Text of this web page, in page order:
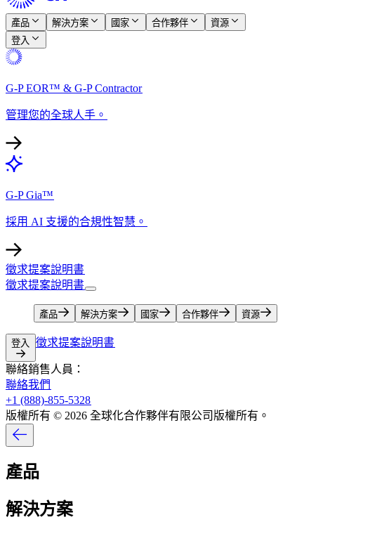
產品​​ 解決方案​​ 國家​​ 合作夥伴​​
資源​​
登入​​
G-P EOR™ & G-P Contractor​​
管理您的全球人手。​​
G-P Gia™​​
採用 AI 支援的合規性智慧。​​
徵求提案說明書​​
徵求提案說明書​​
產品​​ 解決方案​​ 國家​​ 合作夥伴​​ 資源​​
登入​​ 徵求提案說明書​​
聯絡銷售人員：​​
聯絡我們​​
+1 (888)-855-5328​​
版權所有 © 2026 全球化合作夥伴有限公司版權所有。​​
產品​​
解決方案​​